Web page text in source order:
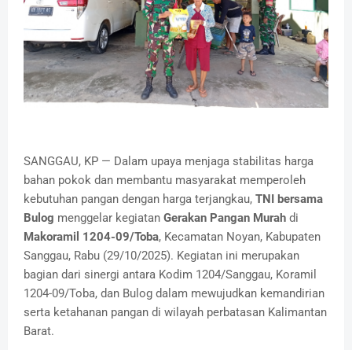
SANGGAU, KP — Dalam upaya menjaga stabilitas harga
bahan pokok dan membantu masyarakat memperoleh
kebutuhan pangan dengan harga terjangkau, TNI bersama
Bulog menggelar kegiatan Gerakan Pangan Murah di
Makoramil 1204-09/Toba, Kecamatan Noyan, Kabupaten
Sanggau, Rabu (29/10/2025). Kegiatan ini merupakan
bagian dari sinergi antara Kodim 1204/Sanggau, Koramil
1204-09/Toba, dan Bulog dalam mewujudkan kemandirian
serta ketahanan pangan di wilayah perbatasan Kalimantan
Barat.